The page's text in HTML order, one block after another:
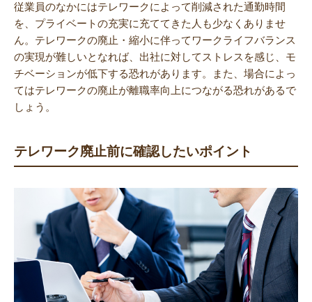
従業員のなかにはテレワークによって削減された通勤時間
を、プライベートの充実に充ててきた人も少なくありませ
ん。テレワークの廃止・縮小に伴ってワークライフバランス
の実現が難しいとなれば、出社に対してストレスを感じ、モ
チベーションが低下する恐れがあります。また、場合によっ
てはテレワークの廃止が離職率向上につながる恐れがあるで
しょう。
テレワーク廃止前に確認したいポイント